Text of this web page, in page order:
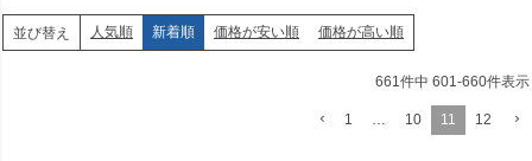
並び替え 人気順 新着順 価格が安い順 価格が高い順
661件中 601-660件表示
1 … 10 11 12